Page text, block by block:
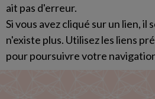
ait pas d'erreur.
Si vous avez cliqué sur un lien, il
n'existe plus. Utilisez les liens
pour poursuivre votre